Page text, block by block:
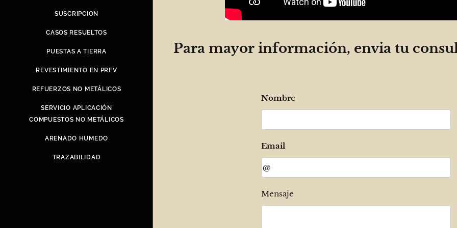
SUSCRIPCION
CASOS RESUELTOS
PUESTAS A TIERRA
REVESTIMIENTO EN PRFV
REFUERZOS NO METÁLICOS
SERVICIO APLICACIÓN
COMPUESTOS NO METÁLICOS
ARENADO HUMEDO
TRAZABILIDAD
Para mayor información, envia tu
Nombre
Email
Mensaje